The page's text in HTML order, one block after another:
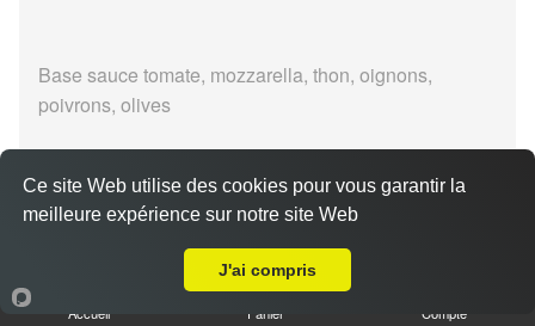
Base sauce tomate, mozzarella, thon, oignons,
poivrons, olives
Pizza napolitaine méga
Accueil Panier Compte
Ce site Web utilise des cookies pour vous garantir la
meilleure expérience sur notre site Web
J'ai compris